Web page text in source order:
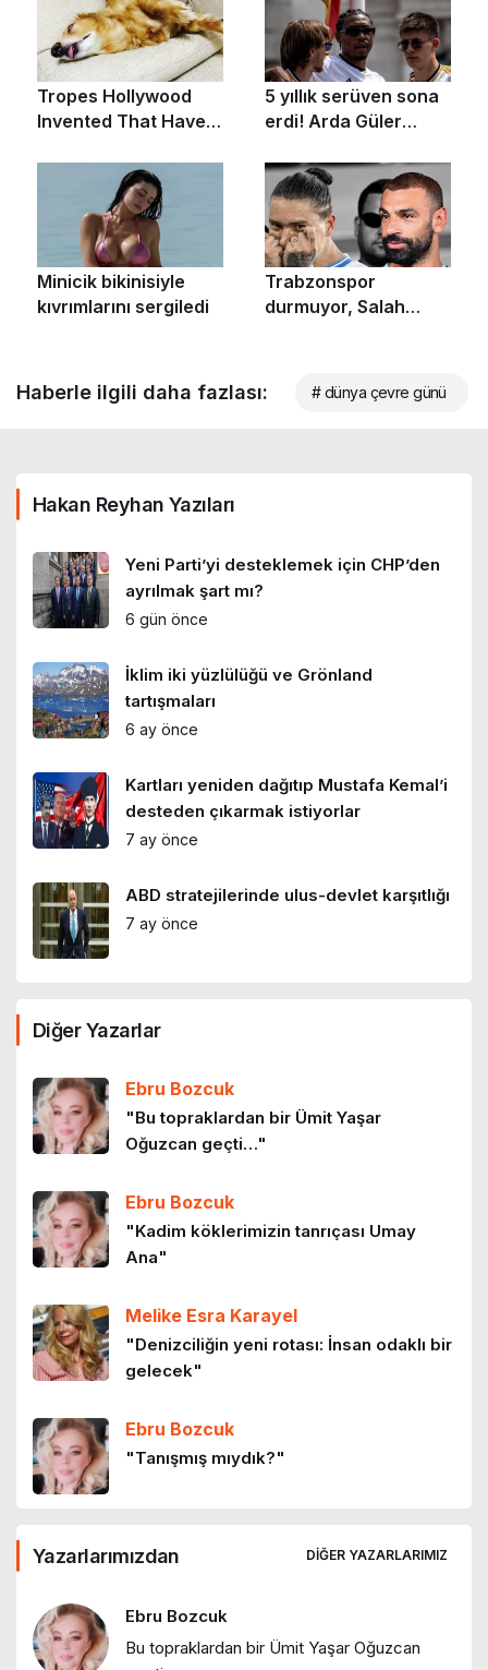
Haberle ilgili daha fazlası: # dünya çevre günü
Hakan Reyhan Yazıları
Yeni Parti’yi desteklemek için CHP’den
ayrılmak şart mı?
6 gün önce
İklim iki yüzlülüğü ve Grönland
tartışmaları
6 ay önce
Kartları yeniden dağıtıp Mustafa Kemal’i
desteden çıkarmak istiyorlar
7 ay önce
ABD stratejilerinde ulus-devlet karşıtlığı
7 ay önce
9 ay önce
Cumhuriyet teorisi
9 ay önce
Doğu, Batı, Oryantalizm ve Goethe
10 ay önce
Anayasa’nın ilk dört maddesi
11 ay önce
Ulus-devlet ve Ortadoğu
Diğer Yazarlar
Ebru Bozcuk
"Bu topraklardan bir Ümit Yaşar
Oğuzcan geçti…"
Ebru Bozcuk
"Kadim köklerimizin tanrıçası Umay
Ana"
Melike Esra Karayel
"Denizciliğin yeni rotası: İnsan odaklı bir
gelecek"
Ebru Bozcuk
"Tanışmış mıydık?"
"Bir sabah ilüzyonu…"
Ebru Bozcuk
Yazarlarımızdan DIĞER YAZARLARIMIZ
Ebru Bozcuk
Bu topraklardan bir Ümit Yaşar Oğuzcan